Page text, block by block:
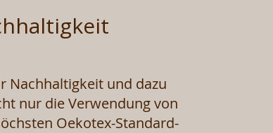
Nachhaltigkeit und dazu
nur die Verwendung von
Oekotex-Standard-